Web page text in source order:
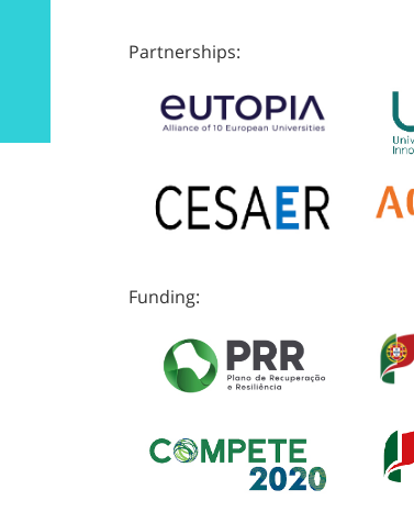
Partnerships:
Funding: